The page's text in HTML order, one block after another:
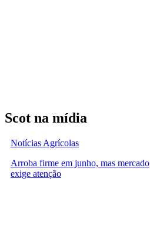
Scot na mídia
Notícias Agrícolas
Arroba firme em junho, mas mercado
exige atenção